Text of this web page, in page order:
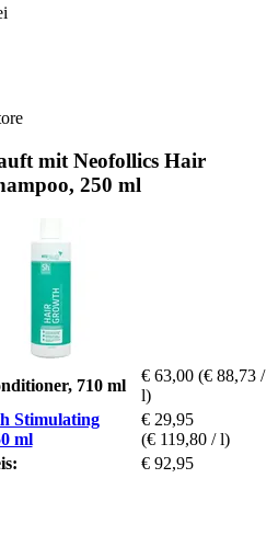
mit Neofollics Hair
250 ml
710 ml
€ 63,00 (€ 88,73 /
l)
Stimulating
ml
€ 29,95
(€ 119,80 / l)
€ 92,95